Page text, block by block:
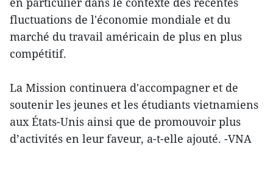
fluctuations de l'économie mondiale et du
marché du travail américain de plus en plus
compétitif.
La Mission continuera d'accompagner et de
soutenir les jeunes et les étudiants vietnamiens
aux États-Unis ainsi que de promouvoir plus
d’activités en leur faveur, a-t-elle ajouté. -VNA